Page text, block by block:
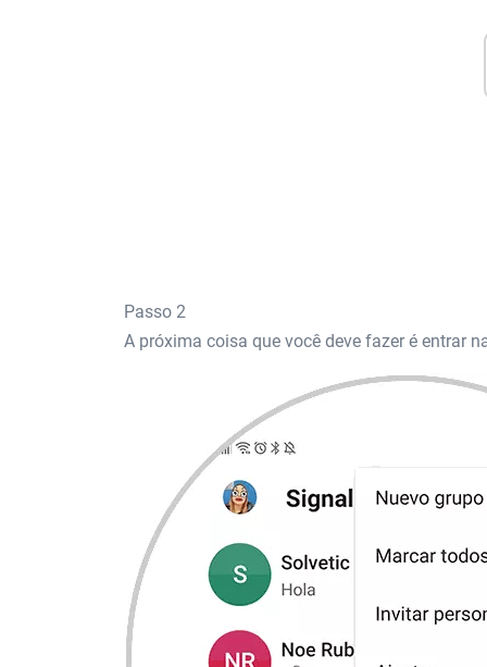
Passo 2
A próxima coisa que você deve fazer é entrar